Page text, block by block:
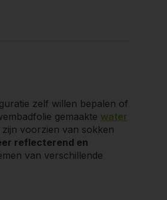
De kleine varianten zijn
100 bij 100 centimeter
positie meer
de modellen een
zelf willen bepalen of
gemaakte water
voorzien van sokken
reflecterend en
van verschillende